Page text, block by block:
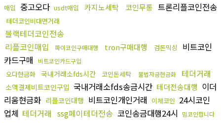
매입
중고오다 usdt매입 카지노세탁 코인무통 트론리플코인전송
테더코인비대면거래
블랙테더코인전송
리플코인매입
파이코인구매대행 tron구매대행 검돈믹싱
비트코인
카드구매
비트코인카드구입
오다현금화 국내거래소fds시간 코인돈세탁 불법자금현금화 테더거래
소액결제비트코인구입 국내거래소fds송금시간 테더전송대행 이더
리움현금화 리플코인대행 비트코인개인거래 이체코인 24시코인
업체 테더거래 ssg페이테더전송 코인송금대행24시
밈코인팝니다